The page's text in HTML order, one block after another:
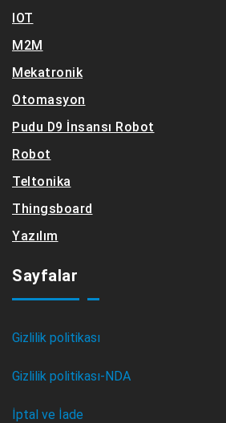
IOT
M2M
Mekatronik
Otomasyon
Pudu D9 İnsansı Robot
Robot
Teltonika
Thingsboard
Yazılım
Sayfalar
Gizlilik politikası
Gizlilik politikası-NDA
İptal ve İade